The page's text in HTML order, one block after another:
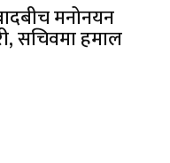
मनोनयन
सचिवमा हमाल